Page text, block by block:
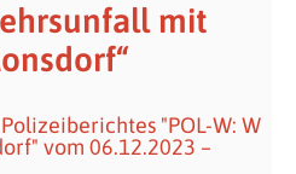
mit
"POL-W: W
vom 06.12.2023 –